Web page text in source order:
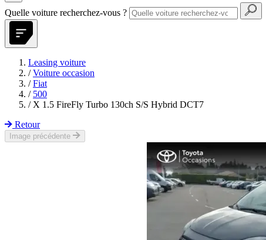
Quelle voiture recherchez-vous ?
Leasing voiture
/ Voiture occasion
/ Fiat
/ 500
/ X 1.5 FireFly Turbo 130ch S/S Hybrid DCT7
Retour
Image précédente